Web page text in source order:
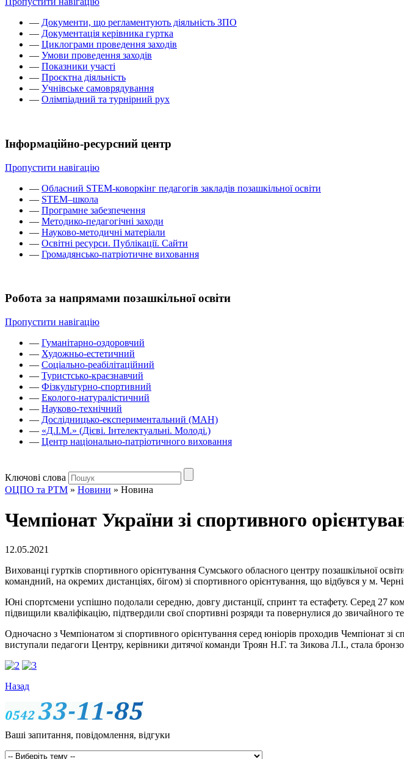
— Документи, що регламентують діяльність ЗПО
— Документація керівника гуртка
— Циклограми проведення заходів
— Умови проведення заходів
— Показники участі
— Проєктна діяльність
— Учнівське самоврядування
— Олімпіадний та турнірний рух
Інформаційно-ресурсний центр
Пропустити навігацію
— Обласний STEM-коворкінг педагогів закладів позашкільної освіти
— STEM–школа
— Програмне забезпечення
— Методико-педагогічні заходи
— Науково-методичні матеріали
— Освітні ресурси. Публікації. Сайти
— Громадянсько-патріотичне виховання
Робота за напрямами позашкільної освіти
Пропустити навігацію
— Гуманітарно-оздоровчий
— Художньо-естетичний
— Соціально-реабілітаційний
— Туристсько-краєзнавчий
— Фізкультурно-спортивний
— Еколого-натуралістичний
— Науково-технічний
— Дослідницько-експериментальний (МАН)
— «Д.І.М.» (Дієві. Інтелектуальні. Молоді.)
— Центр національно-патріотичного виховання
Ключові слова
ОЦПО та РТМ » Новини » Новина
Чемпіонат України зі спортивного
12.05.2021
Вихованці гуртків спортивного орієнтування Сумського обласного центру позашкільної
командний, на окремих дистанціях, бігом) зі спортивного орієнтування, що відбувся у м.
Юні спортсмени успішно подолали середню, довгу дистанції, спринт та естафету. Серед 27
підвищили кваліфікацію, підтвердили свої спортивні розряди та повернулися до
Одночасно з Чемпіонатом зі спортивного орієнтування серед юніорів проходив Чемпіонат зі
виступали педагоги Центру, керівники дитячої команди Троян Н.Г. та Зикова Л.І., стала
Назад
Ваші запитання, повідомлення, відгуки